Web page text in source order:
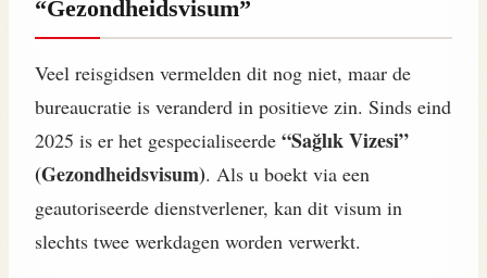
“Gezondheidsvisum”
Veel reisgidsen vermelden dit nog niet, maar de
bureaucratie is veranderd in positieve zin. Sinds eind
2025 is er het gespecialiseerde “Sağlık Vizesi”
(Gezondheidsvisum). Als u boekt via een
geautoriseerde dienstverlener, kan dit visum in
slechts twee werkdagen worden verwerkt.